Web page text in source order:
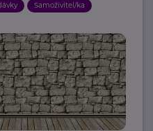
Samoživitel/ka